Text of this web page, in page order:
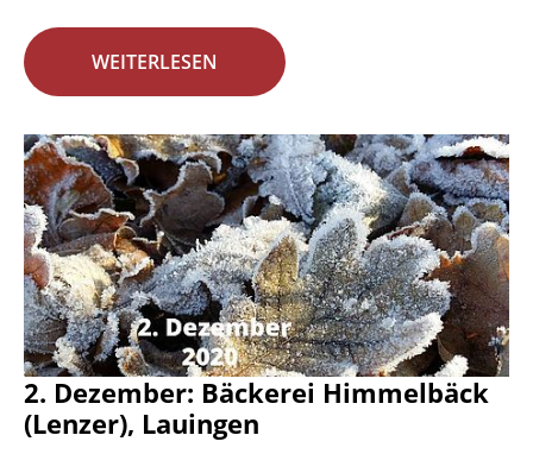
WEITERLESEN
2. Dezember: Bäckerei Himmelbäck
(Lenzer), Lauingen